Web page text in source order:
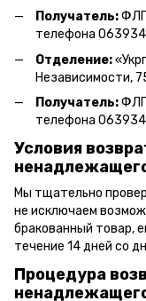
Получатель:
телефона
Отделение:«
Независимости,
Получатель:ФЛП
телефона
Условия
Мы тщательно
не исключаем
бракованный товар,
течение 14 дней со
Процедура